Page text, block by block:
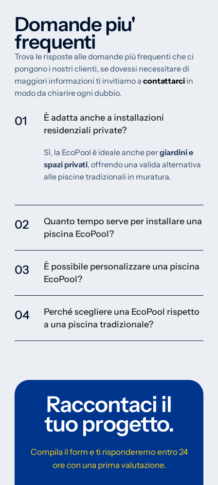
Domande piu'
frequenti
Trova le risposte alle domande più frequenti che ci
pongono i nostri clienti, se dovessi necessitare di
maggiori informazioni ti invitiamo a contattarci in
modo da chiarire ogni dubbio.
01
È adatta anche a installazioni
residenziali private?
Sì, la EcoPool è ideale anche pergiardini e
spazi privati, offrendo una valida alternativa
alle piscine tradizionali in muratura.
02
Quanto tempo serve per installare una
piscina EcoPool?
03
È possibile personalizzare una piscina
EcoPool?
04
Perché scegliere una EcoPool rispetto
a una piscina tradizionale?
Raccontaci il
tuo progetto.
Compila il form e ti risponderemo entro 24
ore con una prima valutazione.